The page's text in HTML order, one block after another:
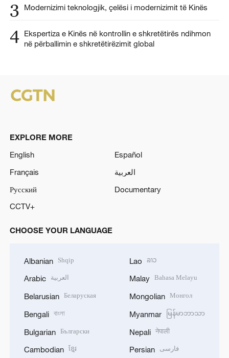
3 Modernizimi teknologjik, çelësi i modernizimit të Kinës
4 Ekspertiza e Kinës në kontrollin e shkretëtirës ndihmon
në përballimin e shkretëtirëzimit global
EXPLORE MORE
English
Español
Français
العربية
Русский
Documentary
CCTV+
CHOOSE YOUR LANGUAGE
Albanian Shqip
Arabic العربية
Belarusian Беларуская
Bengali বাংলা
Bulgarian Български
Cambodian ខ្មែរ
Lao ລາວ
Malay Bahasa Melayu
Mongolian Монгол
Myanmar မြန်မာဘာသာ
Nepali नेपाली
Persian فارسی